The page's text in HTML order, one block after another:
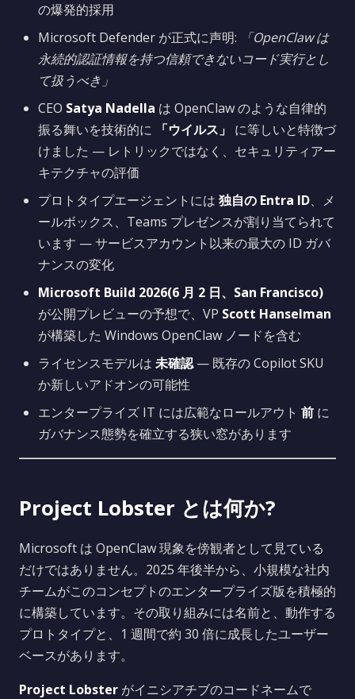
の爆発的採用
Microsoft Defender が正式に声明:
「OpenClaw は
永続的認証情報を持つ信頼できないコード実行とし
て扱うべき」
CEO Satya Nadella は OpenClaw のような自律的
振る舞いを技術的に
「ウイルス」 に等しいと特徴づ
けました — レトリックではなく、セキュリティアー
キテクチャの評価
プロトタイプエージェントには 独自の Entra ID、メ
ールボックス、Teams プレゼンスが割り当てられて
います — サービスアカウント以来の最大の ID ガバ
ナンスの変化
Microsoft Build 2026(6 月 2 日、San Francisco)
が公開プレビューの予想で、VP Scott Hanselman
が構築した Windows OpenClaw ノードを含む
ライセンスモデルは 未確認— 既存の Copilot SKU
か新しいアドオンの可能性
エンタープライズ IT には広範なロールアウト 前 に
ガバナンス態勢を確立する狭い窓があります
Project Lobster とは何か?
Microsoft は OpenClaw 現象を傍観者として見ている
だけではありません。2025 年後半から、小規模な社内
チームがこのコンセプトのエンタープライズ版を積極的
に構築しています。その取り組みには名前と、動作する
プロトタイプと、1 週間で約 30 倍に成長したユーザー
ベースがあります。
Project Lobster がイニシアチブのコードネームで